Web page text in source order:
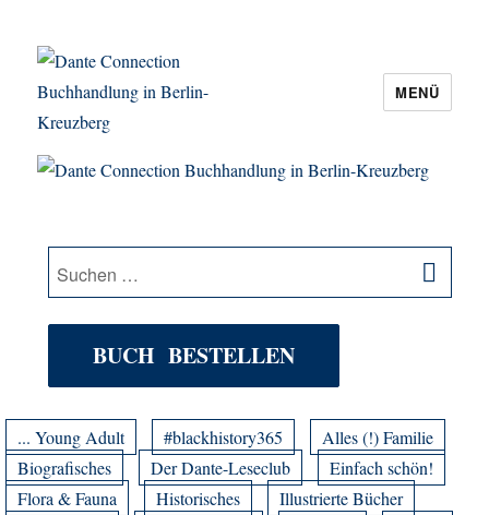
Dante Connection Buchhandlung in
MENÜ
Suche
nach:
BUCH BESTELLEN
... Young Adult #blackhistory365
Alles (!) Familie
Biografisches
Der Dante-Leseclub
Einfach schön!
Flora & Fauna
Historisches
Illustrierte Bücher